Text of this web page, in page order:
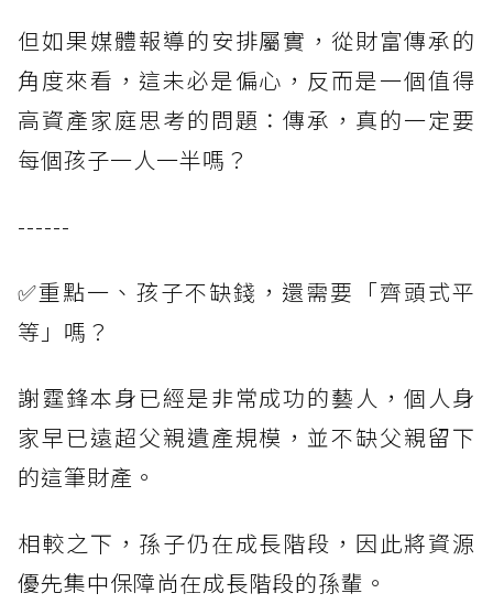
但如果媒體報導的安排屬實，從財富傳承的
角度來看，這未必是偏心，反而是一個值得
高資產家庭思考的問題：傳承，真的一定要
每個孩子一人一半嗎？
------
✅重點一、孩子不缺錢，還需要「齊頭式平
等」嗎？
謝霆鋒本身已經是非常成功的藝人，個人身
家早已遠超父親遺產規模，並不缺父親留下
的這筆財產。
相較之下，孫子仍在成長階段，因此將資源
優先集中保障尚在成長階段的孫輩。